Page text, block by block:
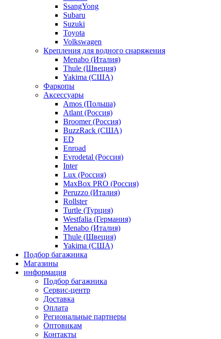
SsangYong
Subaru
Suzuki
Toyota
Volkswagen
Крепления для водного снаряжения
Menabo (Италия)
Thule (Швеция)
Yakima (США)
Фаркопы
Аксессуары
Amos (Польша)
Atlant (Россия)
Broomer (Россия)
BuzzRack (США)
ED
Enroad
Evrodetal (Россия)
Inter
Lux (Россия)
MaxBox PRO (Россия)
Peruzzo (Италия)
Rollster
Turtle (Турция)
Westfalia (Германия)
Menabo (Италия)
Thule (Швеция)
Yakima (США)
Подбор багажника
Магазины
информация
Подбор багажника
Сервис-центр
Доставка
Оплата
Региональные партнеры
Оптовикам
Контакты